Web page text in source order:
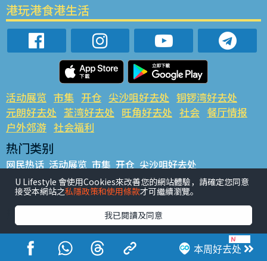
本周好去处
港玩港食港生活
活动展览 市集 开仓 尖沙咀好去处 铜锣湾好去处
元朗好去处 荃湾好去处 旺角好去处 社会 餐厅情报
户外郊游 社会福利
热门类别
网民热话 活动展览 市集 开仓 尖沙咀好去处
铜锣湾好去处 元朗好去处 荃湾好去处 旺角好去处 社会
餐厅情报 户外郊游
热门标签
#UGO揾好去处 #人气活动推介 #美食社群热话
#亲子玩乐好去处
#ULifestyle应用程式
#限时抢
U Lifestyle 會使用Cookies來改善您的網站體驗，請確定您同意
接受本網站之私隱政策和使用條款才可繼續瀏覽。
我已閱讀及同意